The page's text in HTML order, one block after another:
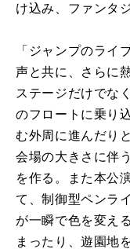
け込み、ファンタ
「ジャンプのライ
声と共に、さらに
ステージだけでな
のフロートに乗り
む外周に進んだり
会場の大きさに伴
を作る。また本公
て、制御型ペンラ
が一瞬で色を変え
まったり、遊園地